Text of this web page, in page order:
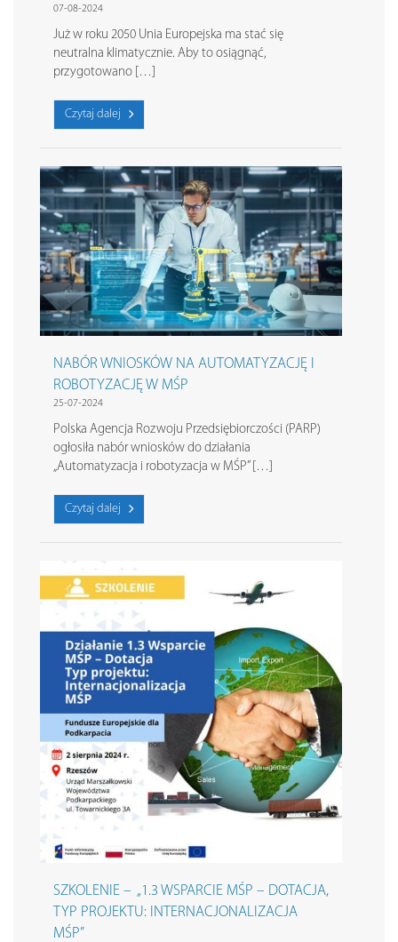
07-08-2024
Już w roku 2050 Unia Europejska ma stać się
neutralna klimatycznie. Aby to osiągnąć,
przygotowano […]
Czytaj dalej
NABÓR WNIOSKÓW NA AUTOMATYZACJĘ I
ROBOTYZACJĘ W MŚP
25-07-2024
Polska Agencja Rozwoju Przedsiębiorczości (PARP)
ogłosiła nabór wniosków do działania
„Automatyzacja i robotyzacja w MŚP” […]
Czytaj dalej
SZKOLENIE – „1.3 WSPARCIE MŚP – DOTACJA,
TYP PROJEKTU: INTERNACJONALIZACJA
MŚP”